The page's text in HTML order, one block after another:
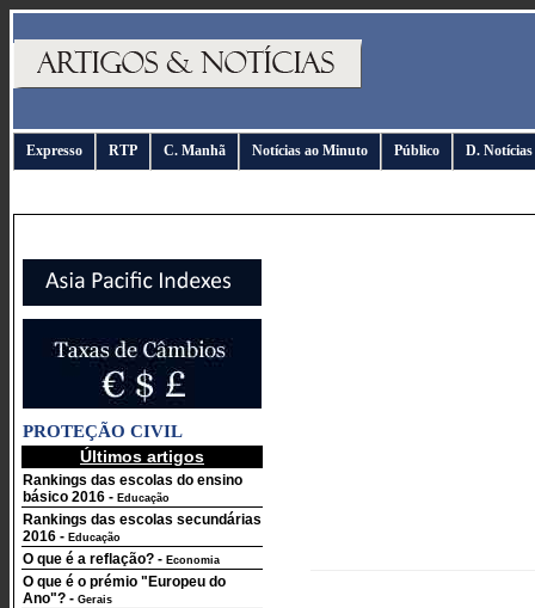
Expresso RTP C. Manhã Notícias ao Minuto Público D. Notícias
PROTEÇÃO CIVIL
Últimos artigos
Rankings das escolas do ensino
básico 2016 - Educação
Rankings das escolas secundárias
2016 - Educação
O que é a reflação? - Economia
O que é o prémio "Europeu do
Ano"? - Gerais